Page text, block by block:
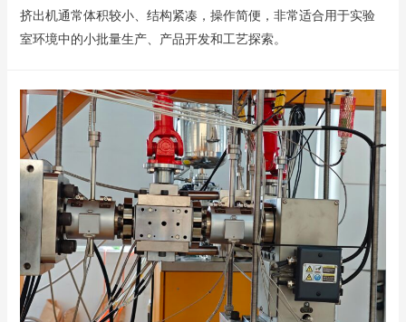
挤出机通常体积较小、结构紧凑，操作简便，非常适合用于实验
室环境中的小批量生产、产品开发和工艺探索。